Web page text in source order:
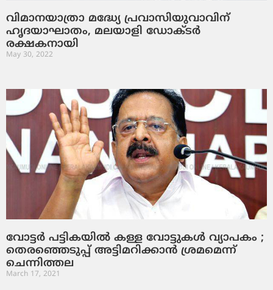
വിമാനയാത്രാ മദ്ധ്യേ പ്രവാസിയുവാവിന്
ഹൃദയാഘാതം, മലയാളി ഡോക്ടര്‍
രക്ഷകനായി
May 30, 2022
വോട്ടര്‍ പട്ടികയില്‍ കള്ള വോട്ടുകള്‍ വ്യാപകം ;
തെരഞ്ഞെടുപ്പ് അട്ടിമറിക്കാന്‍ ശ്രമമെന്ന്
ചെന്നിത്തല
March 17, 2021